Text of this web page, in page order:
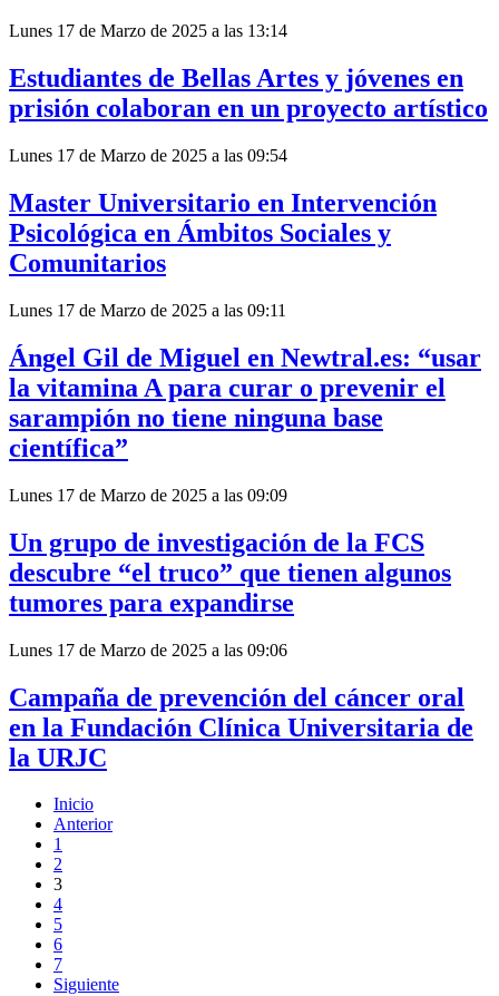
Lunes 17 de Marzo de 2025 a las 13:14
Estudiantes de Bellas Artes y jóvenes en
prisión colaboran en un proyecto artístico
Lunes 17 de Marzo de 2025 a las 09:54
Master Universitario en Intervención
Psicológica en Ámbitos Sociales y
Comunitarios
Lunes 17 de Marzo de 2025 a las 09:11
Ángel Gil de Miguel en Newtral.es: “usar
la vitamina A para curar o prevenir el
sarampión no tiene ninguna base
científica”
Lunes 17 de Marzo de 2025 a las 09:09
Un grupo de investigación de la FCS
descubre “el truco” que tienen algunos
tumores para expandirse
Lunes 17 de Marzo de 2025 a las 09:06
Campaña de prevención del cáncer oral
en la Fundación Clínica Universitaria de
la URJC
Inicio
Anterior
1
2
3
4
5
6
7
Siguiente